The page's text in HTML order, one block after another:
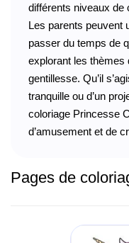
différents niveaux de
Les parents peuvent
passer du temps de
explorant les thèmes
gentillesse. Qu’il
tranquille ou d’un
coloriage Princesse
d’amusement et de
Pages de